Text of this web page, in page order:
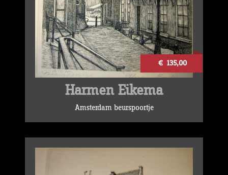
€ 135,00
Harmen Eikema
Amsterdam beurspoortje